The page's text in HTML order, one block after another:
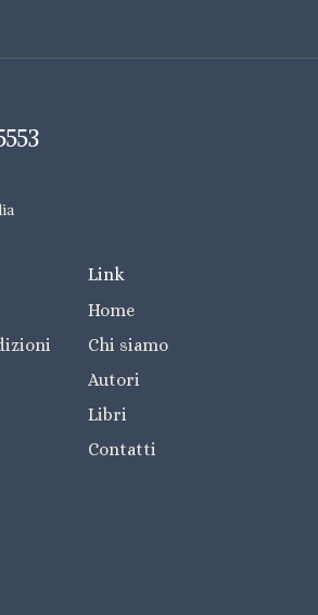
Link
Home
Chi siamo
Autori
Libri
Contatti